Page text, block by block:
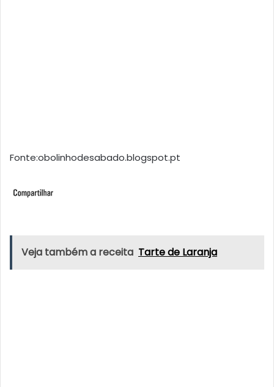
Fonte:obolinhodesabado.blogspot.pt
Veja também a receita Tarte de Laranja